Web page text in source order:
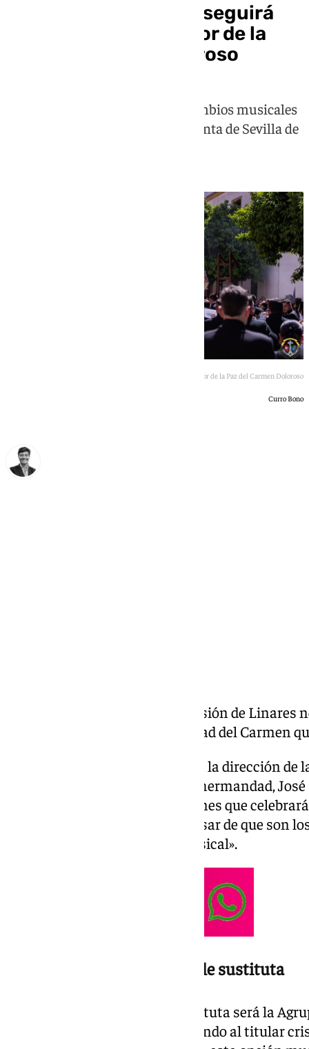
Pasión de Linares no seguirá
acompañando al Señor de la
Paz del Carmen Doloroso
Este sería uno de los primeros cambios musicales
que se esperan para la Semana Santa de Sevilla de
Pasión de Linares no seguirá acompañando al Señor de la Paz del Carmen Doloroso
Curro Bono
La Agrupación Musical de la Pasión de Linares
2027 al misterio de la hermandad del Carmen
Esta decisión fue comunicada a la dirección
teniente hermano mayor de la hermandad,
el único candidato a las elecciones que
indicó a la formación que, «a pesar de que son
candidatura era un cambio musical».
Virgen de los Reyes, la posible sustituta
Todo parece indicar que la sustituta será la
Reyes, que ya estuvo acompañando al titular